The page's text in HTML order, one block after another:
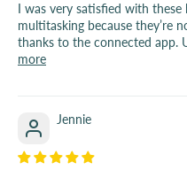
I was very satisfied with
multitasking because they’re
thanks to the connected app.
more
Jennie